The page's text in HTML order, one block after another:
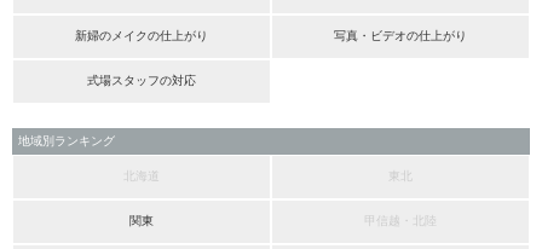
新婦のメイクの仕上がり 写真・ビデオの仕上がり
式場スタッフの対応
地域別ランキング
北海道 東北
関東 甲信越・北陸